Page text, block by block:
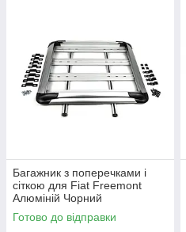
Багажник з поперечками і
сіткою для Fiat Freemont
Алюміній Чорний
Готово до відправки